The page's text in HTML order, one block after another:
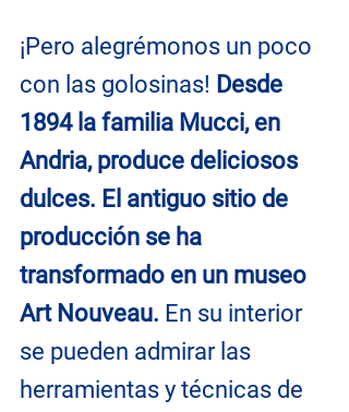
¡Pero alegrémonos un poco
con las golosinas! Desde
1894 la familia Mucci, en
Andria, produce deliciosos
dulces. El antiguo sitio de
producción se ha
transformado en un museo
Art Nouveau. En su interior
se pueden admirar las
herramientas y técnicas de